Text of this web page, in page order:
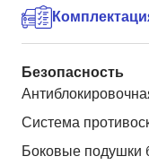
Безопасность
Система
Боковые подушки